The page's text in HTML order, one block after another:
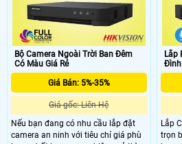
Bộ Camera Ngoài Trời Ban Đêm
Có Màu Giá Rẻ
Giá Bán: 5%-35%
Giá gốc: Liên Hệ
Nếu bạn đang có nhu cầu lắp đặt
camera an ninh với tiêu chí giá phù
Lắp
Đình
Lắp
trọn